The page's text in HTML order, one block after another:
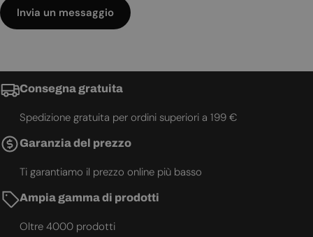
Invia un messaggio
Consegna gratuita
Spedizione gratuita per ordini superiori a 199 €
Garanzia del prezzo
Ti garantiamo il prezzo online più basso
Ampia gamma di prodotti
Oltre 4000 prodotti